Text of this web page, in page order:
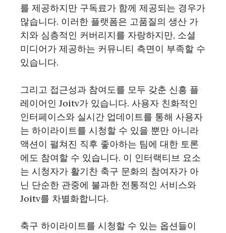
를 제공하지만 구독료가 함께 제공되는 경우가
많습니다. 이러한 플랫폼은 고품질의 생산 가
치와 심층적인 커버리지를 자랑하지만, 소셜
미디어가 제공하는 커뮤니티 측면이 부족할 수
있습니다.
그리고 접근성과 참여도를 모두 갖춘 신흥 플
레이어인 Joitv가 있습니다. 사용자 친화적인
인터페이스와 실시간 업데이트를 통해 사용자
는 하이라이트를 시청할 수 있을 뿐만 아니라
액션이 펼쳐진 직후 좋아하는 팀에 대한 토론
에도 참여할 수 있습니다. 이 인터랙티브 요소
는 시청자가 활기찬 축구 문화의 참여자가 아
닌 단순한 관중에 불과한 전통적인 서비스와
Joitv를 차별화합니다.
축구 하이라이트를 시청할 수 있는 옵션들이